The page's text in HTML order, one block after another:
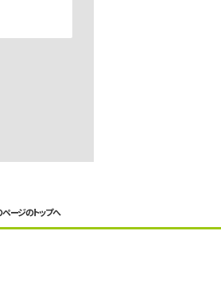
ページのトップへ